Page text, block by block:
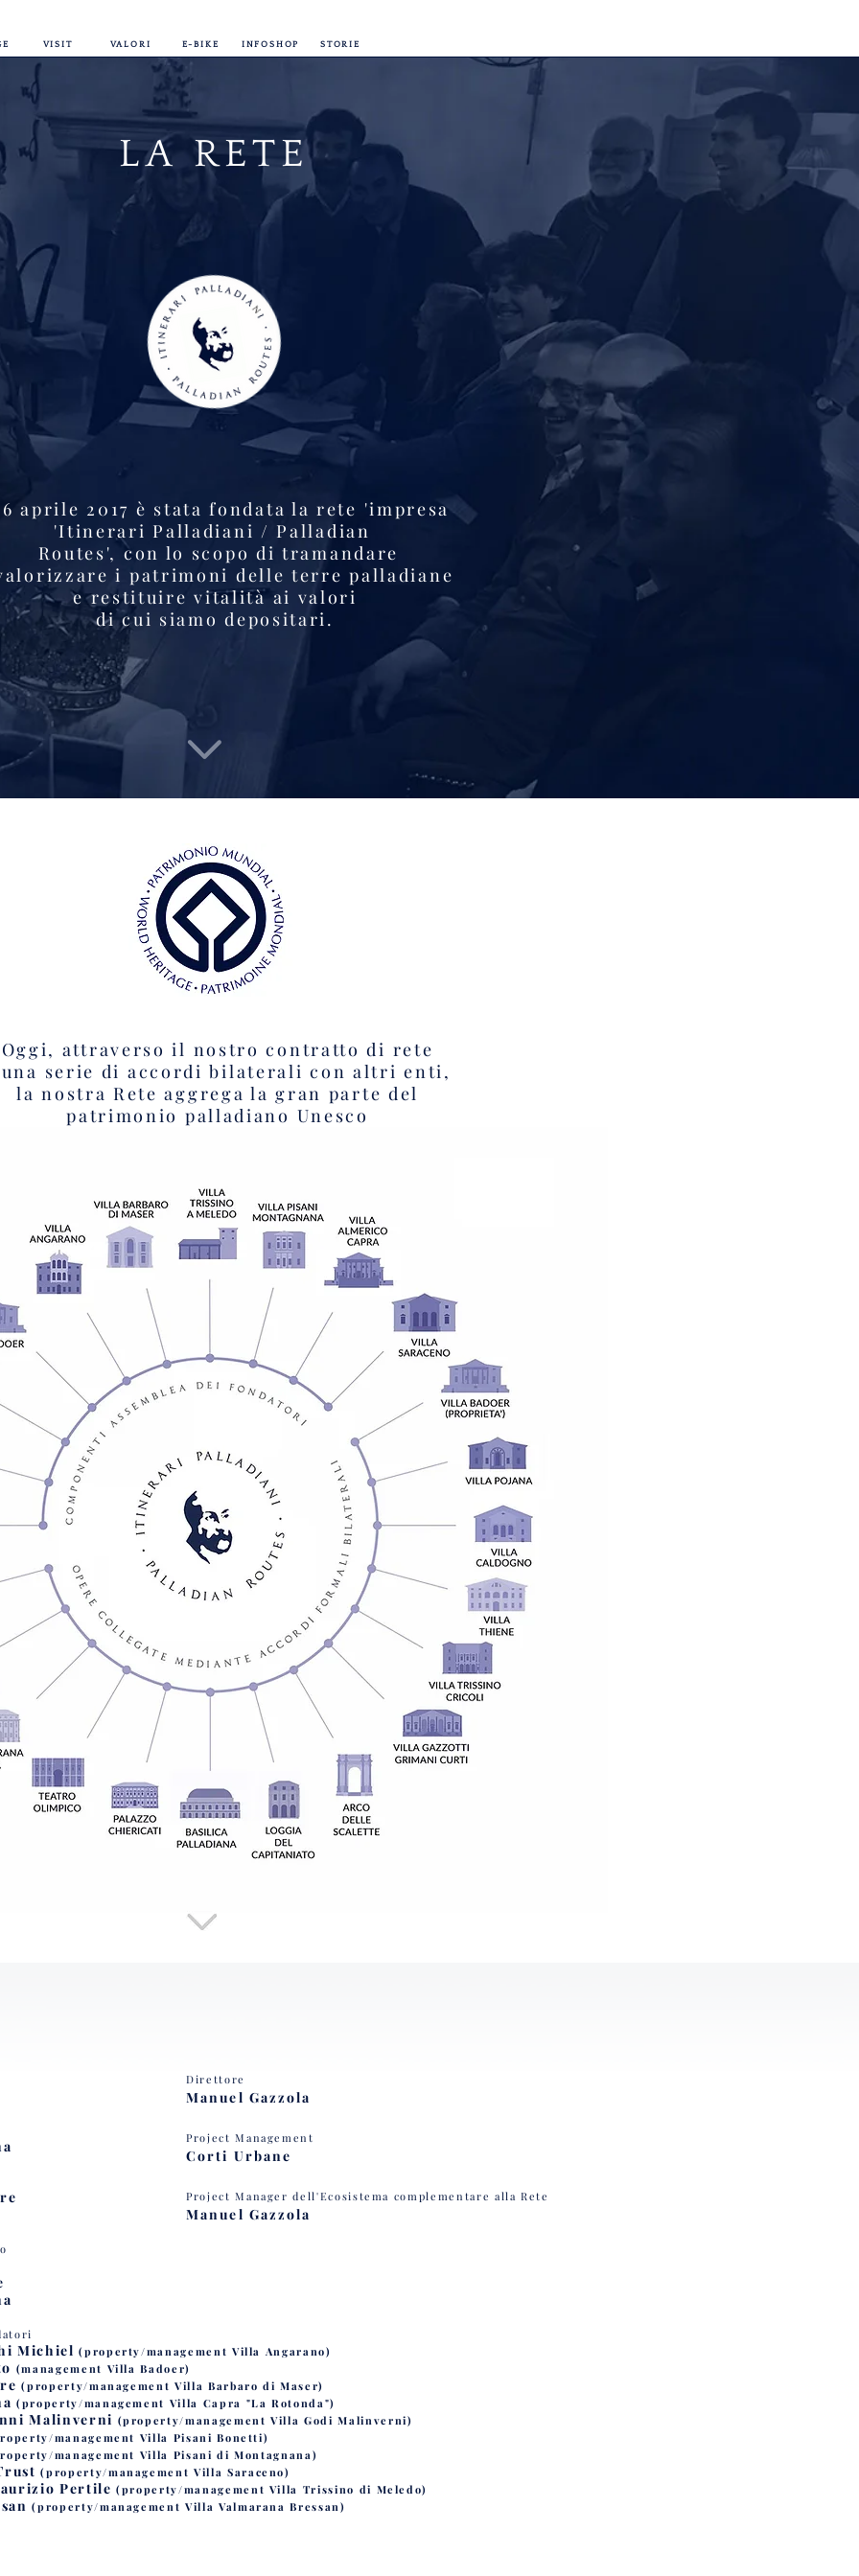
STORIE
INFOSHOP
E-BIKE
VALORI
VISIT
LA RETE
aprile 2017 è stata fondata la rete 'impresa
'Itinerari Palladiani / Palladian
Routes', con lo scopo di tramandare
i patrimoni delle terre palladiane
e restituire vitalità ai valori
di cui siamo depositari.
Oggi, attraverso il nostro contratto di rete
serie di accordi bilaterali con altri enti,
la nostra Rete aggrega la gran parte del
patrimonio palladiano Unesco
Michiel(property/management Villa Angarano)
(management Villa Badoer)
(property/management Villa Barbaro di Maser)
(property/management Villa Capra "La Rotonda")
Malinverni (property/management Villa Godi Malinverni)
management Villa Pisani Bonetti)
management Villa Pisani di Montagnana)
(property/management Villa Saraceno)
Pertile(property/management Villa Trissino di Meledo)
(property/management Villa Valmarana Bressan)
Direttore
Manuel Gazzola
Project Management
Corti Urbane
Project Manager dell'Ecosistema complementare alla Rete
Manuel Gazzola